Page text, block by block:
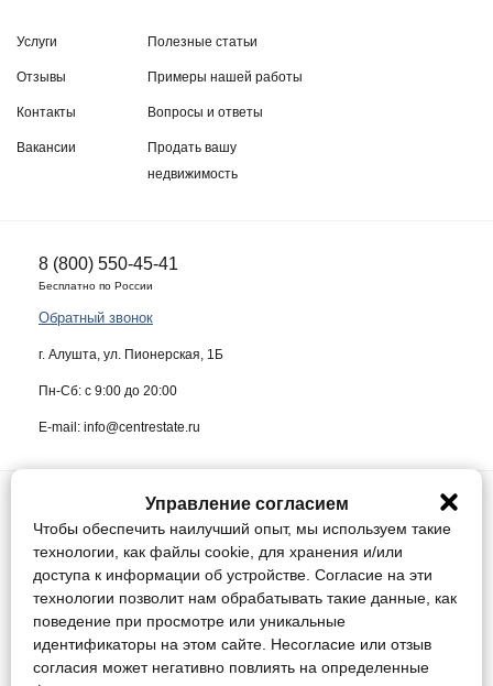
Услуги
Отзывы
Контакты
Вакансии
Полезные статьи
Примеры нашей работы
Вопросы и ответы
Продать вашу
недвижимость
8 (800) 550-45-41
Бесплатно по России
Обратный звонок
г. Алушта, ул. Пионерская, 1Б
Пн-Сб: с 9:00 до 20:00
E-mail: info@centrestate.ru
ИП Жуков Виктор Васильевич ИНН 910218942064
Данный сайт носит информационный характер и ни при каких условиях
не является публичной офертой, определяемой положениями статьи
437 Гражданского кодекса Российской Федерации.
Конфиденциальность
Соглашение
Управление cookie / Отозвать согласие
Управление согласием
Чтобы обеспечить наилучший опыт, мы используем такие
технологии, как файлы cookie, для хранения и/или
доступа к информации об устройстве. Согласие на эти
технологии позволит нам обрабатывать такие данные, как
поведение при просмотре или уникальные
идентификаторы на этом сайте. Несогласие или отзыв
согласия может негативно повлиять на определенные